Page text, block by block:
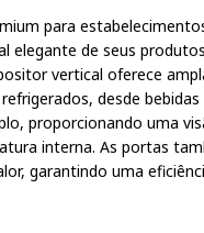
para
elegante de seus
vertical oferece
desde
proporcionando uma
interna. As portas
garantindo uma